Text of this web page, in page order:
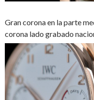
Gran corona en la parte
corona lado grabado